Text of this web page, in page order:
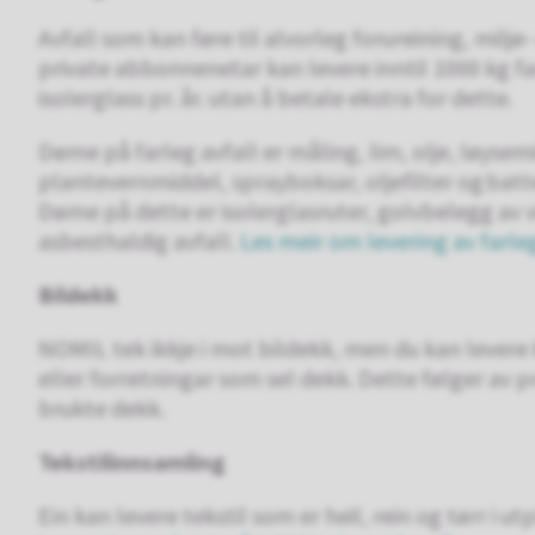
Avfall som kan føre til alvorleg forureining,
private abbonnenetar kan levere inntil 1000 kg
isolerglass pr. år. utan å betale ekstra for dette.
Døme på farleg avfall er måling, lim, olje,
plantevernmiddel, sprayboksar, oljefilter og
Døme på dette er isolerglasruter, golvbelegg av
asbesthaldig avfall. Les meir om levering av
Bildekk
NOMIL tek ikkje i mot bildekk, men du kan
eller forretningar som sel dekk. Dette følger av
brukte dekk.
Tekstilinnsamling
Ein kan levere tekstil som er heil, rein og tørr i